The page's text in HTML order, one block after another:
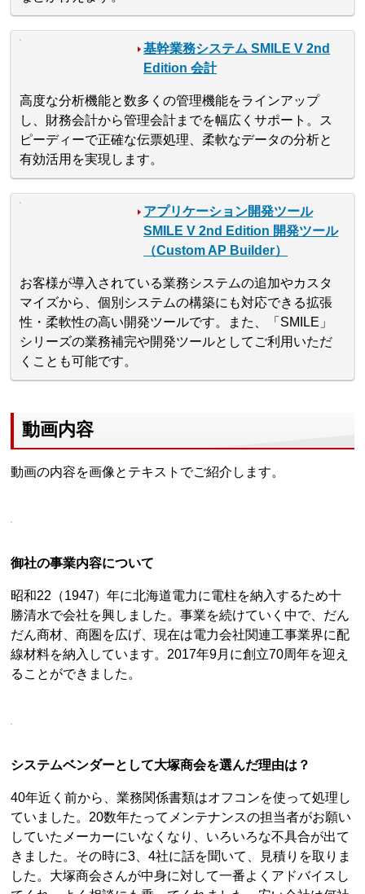
基幹業務システム SMILE V 2nd
Edition 会計
高度な分析機能と数多くの管理機能をラインアップ
し、財務会計から管理会計までを幅広くサポート。ス
ピーディーで正確な伝票処理、柔軟なデータの分析と
有効活用を実現します。
アプリケーション開発ツール
SMILE V 2nd Edition 開発ツール
（Custom AP Builder）
お客様が導入されている業務システムの追加やカスタ
マイズから、個別システムの構築にも対応できる拡張
性・柔軟性の高い開発ツールです。また、「SMILE」
シリーズの業務補完や開発ツールとしてご利用いただ
くことも可能です。
動画内容
動画の内容を画像とテキストでご紹介します。
御社の事業内容について
昭和22（1947）年に北海道電力に電柱を納入するため十
勝清水で会社を興しました。事業を続けていく中で、だん
だん商材、商圏を広げ、現在は電力会社関連工事業界に配
線材料を納入しています。2017年9月に創立70周年を迎え
ることができました。
システムベンダーとして大塚商会を選んだ理由は？
40年近く前から、業務関係書類はオフコンを使って処理し
ていました。20数年たってメンテナンスの担当者がお願い
していたメーカーにいなくなり、いろいろな不具合が出て
きました。その時に3、4社に話を聞いて、見積りを取りま
した。大塚商会さんが中身に対して一番よくアドバイスし